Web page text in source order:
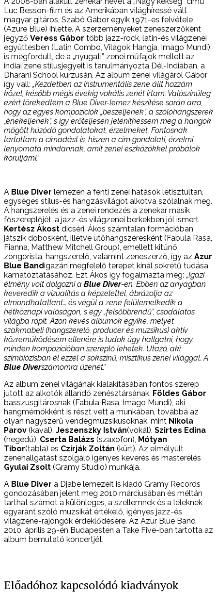
Luc Besson-film és az Amerikában világhíressé vált
magyar gitáros, Szabó Gábor egyik 1971-es felvétele
(Azure Blue) ihlette. A szerzeményeket zeneszerzőként
jegyző Veress Gábor több jazz-rock, latin-és világzenei
együttesben (Latin Combo, Világok Hangja, Imago Mundi)
is megfordult, de a „nyugati” zenei műfajok mellett az
indiai zene stílusjegyeit is tanulmányozta Dél-Indiában, a
Dharani School kurzusán. Az album zenei világáról Gábor
így vall: „Kezdetben az instrumentális zene állt hozzám
közel, később mégis évekig vokális zenét írtam. Valószínűleg
ezért törekedtem a Blue Diver-lemez készítése során arra,
hogy az egyes kompozíciók „beszéljenek”, a szólóhangszerek
„énekeljenek”, s így erőteljesen jeleníthessem meg a hangok
mögött húzódó gondolatokat, érzelmeket. Fontosnak
tartottam a címadást is, hiszen a cím gondolati, érzelmi
lenyomata mindannak, amit zenei eszközökkel próbálok
körüljárni.”
A Blue Diver lemezen a fenti zenei hatások letisztultan,
egységes stílus-és hangzásvilágot alkotva szólalnak meg.
A hangszerelés és a zenei rendezés a zenekar másik
főszereplőjét, a jazz-és világzenei berkekben jól ismert
Kertész Ákost dicséri. Ákos számtalan formációban
játszik dobosként, illetve ütőhangszeresként (Fabula Rasa,
Fianna, Matthew Mitchell Group), emellett kitűnő
zongorista, hangszerelő, valamint zeneszerző, így az Azur
Blue Bandigazán megfelelő terepet kínál sokrétű tudása
kamatoztatásához­. Ezt Ákos így fogalmazta meg: „Igazi
élmény volt dolgozni a Blue Diver-en. Ebben az anyagban
keveredik a vizualitás a képzelettel, ábrázolja az
elmondhatatlant… és végül a zene felülemelkedik a
hétköznapi valóságon, s egy „felsőbbrendű”, csodálatos
világba röpít. Azon kevés albumok egyike, melyet
szakmabeli (hangszerelő, producer és muzsikus) aktív
közreműködésem ellenére is tudok úgy hallgatni, hogy
minden kompozícióban szereplő lehetek. Utazó, aki
szimbiózisban él ezzel a sokszínű, misztikus zenei világgal. A
Blue Diverszámomra üzenet.”
Az album zenei világának kialakításában fontos szerep
jutott az alkotók állandó zenésztársának, Földes Gábor
basszusgitárosnak (Fabula Rasa, Imago Mundi), aki
hangmérnökként is részt vett a munkában, továbbá az
olyan nagyszerű vendégmuzsikusoknak, mint Nikola
Parov (kaval), Jeszenszky István(vokál), Szirtes Edina
(hegedű), Cserta Balázs (szaxofon), Mótyan
Tibor(tabla) és Czirják Zoltán (kürt). Az elmélyült
zenehallgatást szolgáló igényes keverés és masterelés
Gyulai Zsolt (Gramy Studio) munkája.
A Blue Diver a Djabe lemezeit is kiadó Gramy Records
gondozásában jelent meg 2010 márciusában és méltán
tarthat számot a különleges, a szellemnek és a léleknek
egyaránt szóló muzsikát értékelő, igényes jazz-és
világzene-rajongók érdeklődésére. Az Azur Blue Band
2010. április 29-én Budapesten a Take Five-ban tartotta az
album bemutató koncertjét.
Előadóhoz kapcsolódó kiadványok